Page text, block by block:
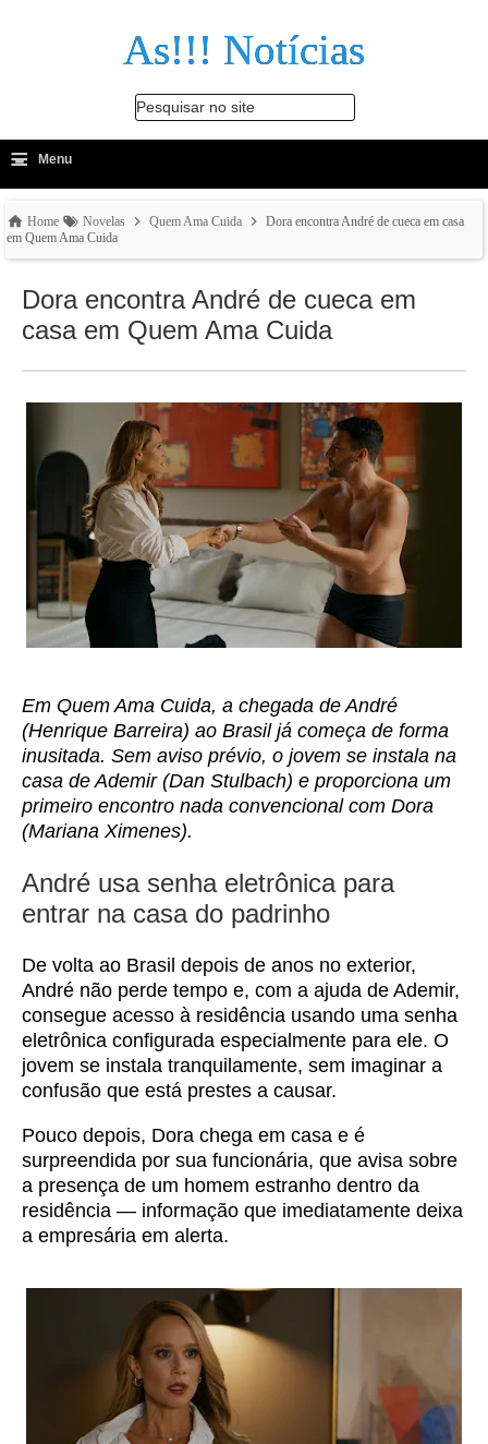
As!!! Notícias
Pesquisar no site
-
≡ Menu
Home Novelas Quem Ama Cuida
Dora encontra André de cueca em casa
em Quem Ama Cuida
Dora encontra André de cueca em
casa em Quem Ama Cuida
Em Quem Ama Cuida, a chegada de André
(Henrique Barreira) ao Brasil já começa de forma
inusitada. Sem aviso prévio, o jovem se instala na
casa de Ademir (Dan Stulbach) e proporciona um
primeiro encontro nada convencional com Dora
(Mariana Ximenes).
André usa senha eletrônica para
entrar na casa do padrinho
De volta ao Brasil depois de anos no exterior,
André não perde tempo e, com a ajuda de Ademir,
consegue acesso à residência usando uma senha
eletrônica configurada especialmente para ele. O
jovem se instala tranquilamente, sem imaginar a
confusão que está prestes a causar.
Pouco depois, Dora chega em casa e é
surpreendida por sua funcionária, que avisa sobre
a presença de um homem estranho dentro da
residência — informação que imediatamente deixa
a empresária em alerta.